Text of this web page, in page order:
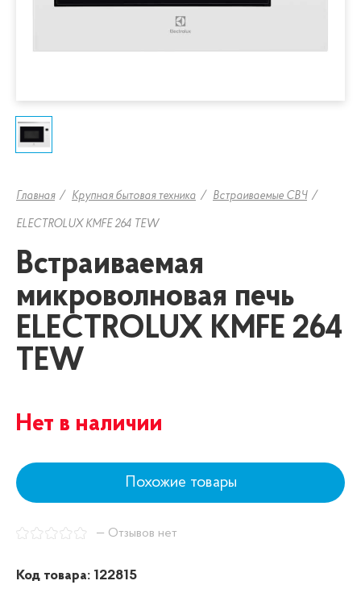
Главная Крупная бытовая техника Встраиваемые СВЧ
ELECTROLUX KMFE 264 TEW
Встраиваемая
микроволновая печь
ELECTROLUX KMFE 264
TEW
Нет в наличии
Похожие товары
— Отзывов нет
Код товара: 122815